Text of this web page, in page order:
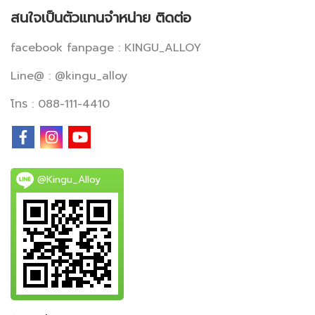
สนใจเป็นตัวแทนจำหน่าย ติดต่อ
facebook fanpage : KINGU_ALLOY
Line@ : @kingu_alloy
โทร : 088-111-4410
@Kingu_Alloy